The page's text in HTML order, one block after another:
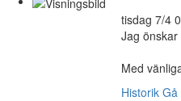
tisdag 7/4
Jag
Med
Historik Gå